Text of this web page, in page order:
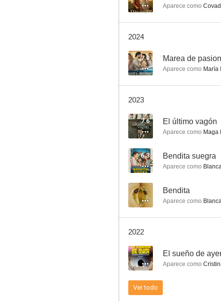
Tres veces Ana
7.3
Abismo de pasión
Aparece como
2024
7.0 Marea de
Aparece como María
2023
7.6 El último vagón
Aparece como Maga
6.3 Bendita suegra
Aparece como
-- Bendita
Aparece como
2022
-- El sueño de
Aparece como
Ver todo